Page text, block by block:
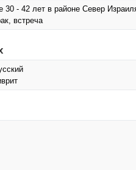
30 - 42 лет в районе Север
встреча